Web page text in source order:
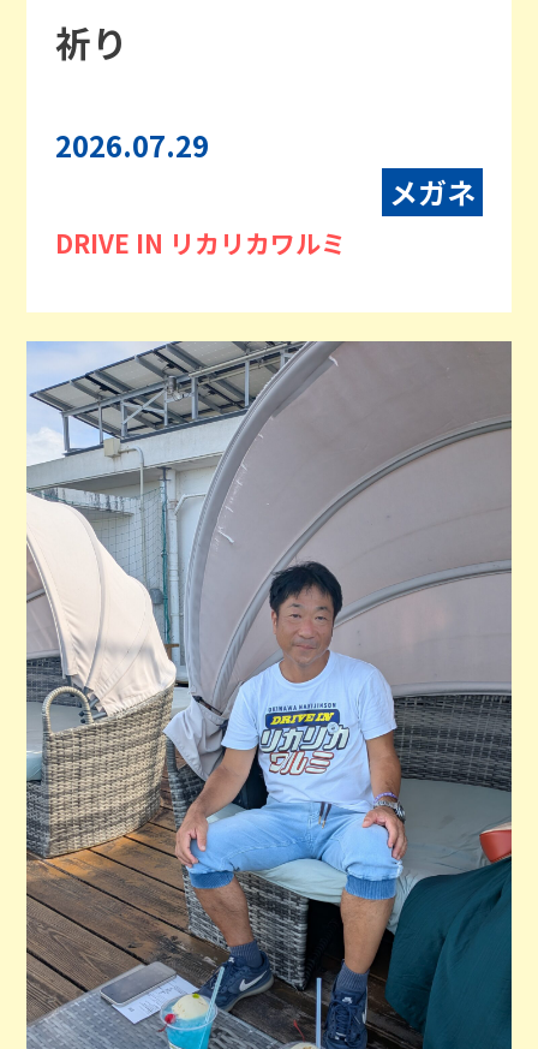
祈り
2026.07.29
メガネ
DRIVE IN リカリカワルミ